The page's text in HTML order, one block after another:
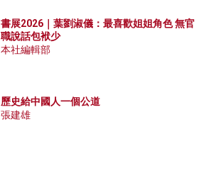
書展2026｜葉劉淑儀：最喜歡姐姐角色 無官
職說話包袱少
本社編輯部
歷史給中國人一個公道
張建雄